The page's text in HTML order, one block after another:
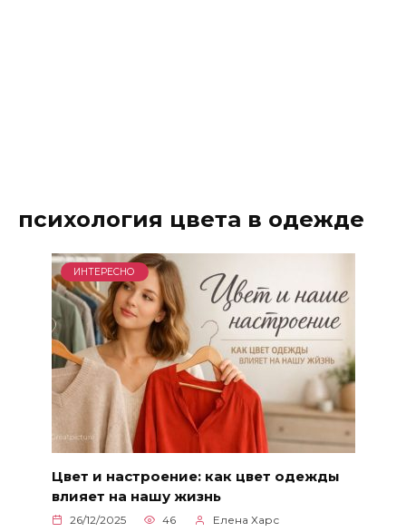
психология цвета в одежде
ИНТЕРЕСНО
Цвет и настроение: как цвет одежды
влияет на нашу жизнь
26/12/2025 46 Елена Харс